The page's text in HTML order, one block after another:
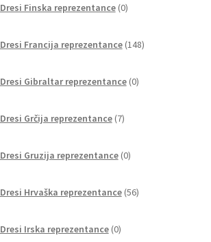
Dresi Finska reprezentance 0izdelkov
Dresi Francija reprezentance 148izdelkov
Dresi Gibraltar reprezentance 0izdelkov
Dresi Grčija reprezentance 7izdelkov
Dresi Gruzija reprezentance 0izdelkov
Dresi Hrvaška reprezentance 56izdelkov
Dresi Irska reprezentance 0izdelkov